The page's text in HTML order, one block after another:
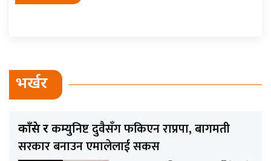
भर्खर
काँग्रेस रकम्युनिष्ट दुवैसँग फकिएन राप्रपा, बागमती
सरकार बनाउन एमालेलाई सकस